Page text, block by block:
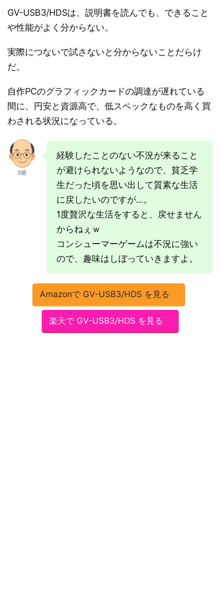
GV-USB3/HDSは、説明書を読んでも、できること
や性能がよく分からない。
実際につないで試さないと分からないことだらけ
だ。
自作PCのグラフィックカードの調達が遅れている
間に、円安と資源高で、低スペックなものを高く買
わされる状況になっている。
S爺
経験したことのない不況が来ること
が避けられないようなので、貧乏学
生だった頃を思い出して質素な生活
に戻したいのですが…。
1度贅沢な生活をすると、戻せません
からねぇｗ
コンシューマーゲームは不況に強い
ので、趣味はしぼっていきますよ。
Amazonで GV-USB3/HDS を見る
楽天で GV-USB3/HDS を見る